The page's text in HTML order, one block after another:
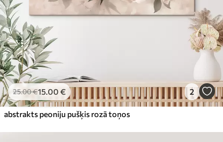
25.00€15.00 € 2
abstrakts peoniju pušķis rozā toņos